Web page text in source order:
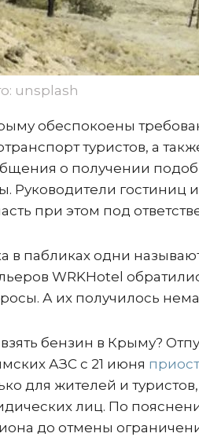
unsplash
обеспокоены
туристов, а
о получении
Руководители гостиниц
при этом под
в пабликах одни
WRKHotel
А их получилось
взять бензин в Крыму?
АЗС с 21 июня
для жителей и
лиц. По
до отмены